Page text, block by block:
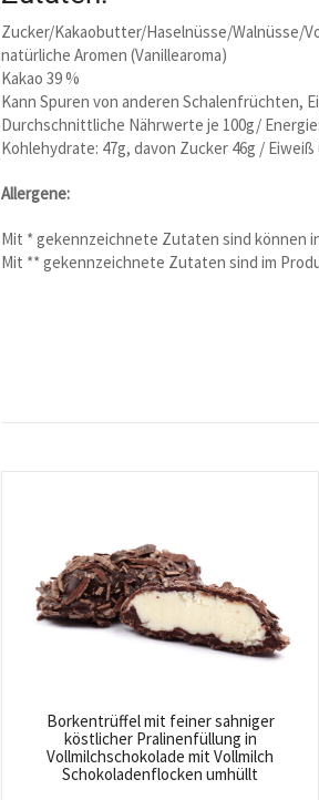
Zucker/Kakaobutter/Haselnüsse/Walnüsse/
natürliche Aromen (Vanillearoma)
Kakao 39 %
Kann Spuren von anderen Schalenfrüchten,
Durchschnittliche Nährwerte je 100g/
Kohlehydrate: 47g, davon Zucker 46g / Eiweiß
Allergene:
Mit * gekennzeichnete Zutaten sind können
Mit ** gekennzeichnete Zutaten sind im
Borkentrüffel mit feiner sahniger
köstlicher Pralinenfüllung in
Vollmilchschokolade mit Vollmilch
Schokoladenflocken umhüllt